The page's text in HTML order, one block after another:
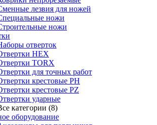
лезвия для ножей
ножи
ножи
отверток
HEX
TORX
для точных работ
крестовые PH
крестовые PZ
ударные
категории (8)
оборудование